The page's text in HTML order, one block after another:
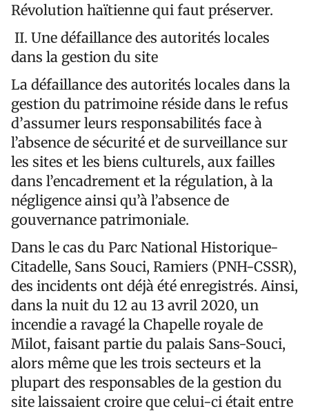
Révolution haïtienne qui faut préserver.
II. Une défaillance des autorités locales
dans la gestion du site
La défaillance des autorités locales dans la
gestion du patrimoine réside dans le refus
d’assumer leurs responsabilités face à
l’absence de sécurité et de surveillance sur
les sites et les biens culturels, aux failles
dans l’encadrement et la régulation, à la
négligence ainsi qu’à l’absence de
gouvernance patrimoniale.
Dans le cas du Parc National Historique-
Citadelle, Sans Souci, Ramiers (PNH-CSSR),
des incidents ont déjà été enregistrés. Ainsi,
dans la nuit du 12 au 13 avril 2020, un
incendie a ravagé la Chapelle royale de
Milot, faisant partie du palais Sans-Souci,
alors même que les trois secteurs et la
plupart des responsables de la gestion du
site laissaient croire que celui-ci était entre